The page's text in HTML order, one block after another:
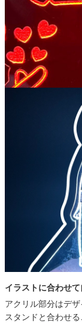
イラストに合わせ
アクリル部分はデ
スタンドと合わせ